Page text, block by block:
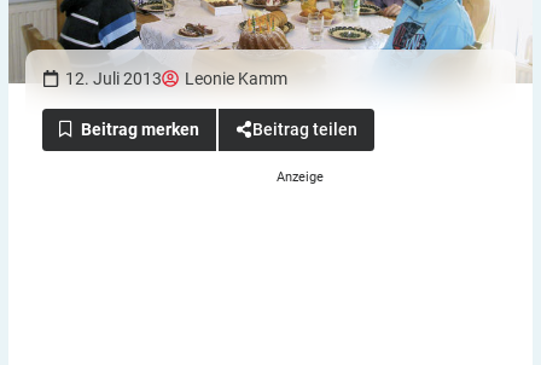
12. Juli 2013 Leonie Kamm
Beitrag teilen